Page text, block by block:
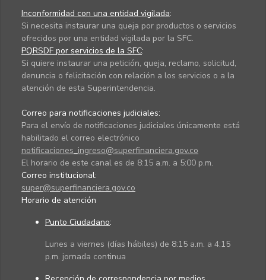
Inconformidad con una entidad vigilada:
Si necesita instaurar una queja por productos o servicios
ofrecidos por una entidad vigilada por la SFC.
PQRSDF por servicios de la SFC:
Si quiere instaurar una petición, queja, reclamo, solicitud,
denuncia o felicitación con relación a los servicios o a la
atención de esta Superintendencia.
Correo para notificaciones judiciales:
Para el envío de notificaciones judiciales únicamente está
habilitado el correo electrónico
notificaciones_ingreso@superfinanciera.gov.co
El horario de este canal es de 8:15 a.m. a 5:00 p.m.
Correo institucional:
super@superfinanciera.gov.co
Horario de atención
Punto Ciudadano:
Lunes a viernes (días hábiles) de 8:15 a.m. a 4:15
p.m. jornada continua